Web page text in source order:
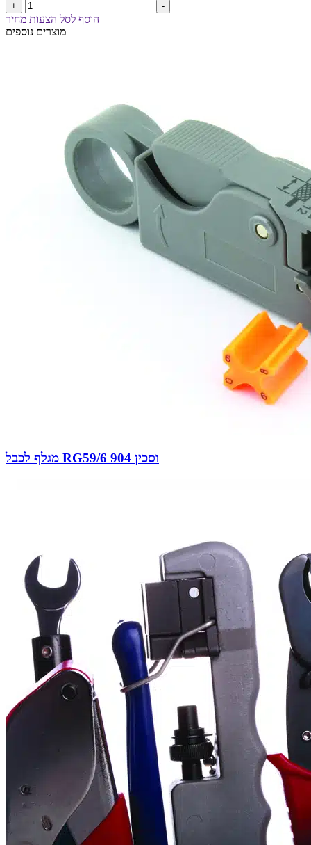
+ -
הוסף לסל הצעות מחיר
מוצרים נוספים
מגלף לכבל RG59/6 וסכין 904